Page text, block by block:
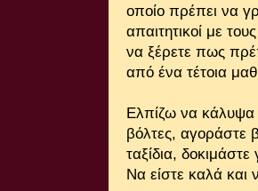
οποίο πρέπει να
απαιτητικοί με
να ξέρετε πως
από ένα τέτοια
Ελπίζω να κάλυψα
βόλτες, αγοράστε
ταξίδια,
Να είστε καλά